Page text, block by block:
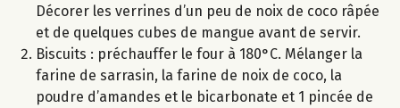
Décorer les verrines d’un peu de noix de coco râpée
et de quelques cubes de mangue avant de servir.
Biscuits : préchauffer le four à 180°C. Mélanger la
farine de sarrasin, la farine de noix de coco, la
poudre d’amandes et le bicarbonate et 1 pincée de